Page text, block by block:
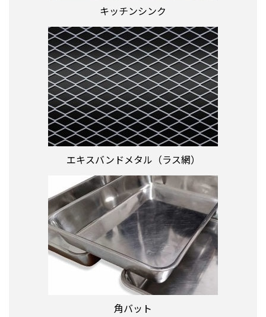
キッチンシンク
エキスバンドメタル（ラス網）
角バット